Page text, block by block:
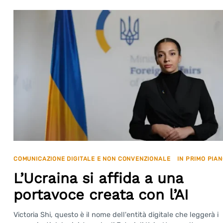
COMUNICAZIONE DIGITALE E NON CONVENZIONALE IN PRIMO
L’Ucraina si affida a una
portavoce creata con l’AI
Victoria Shi, questo è il nome dell'entità digitale che leggerà i